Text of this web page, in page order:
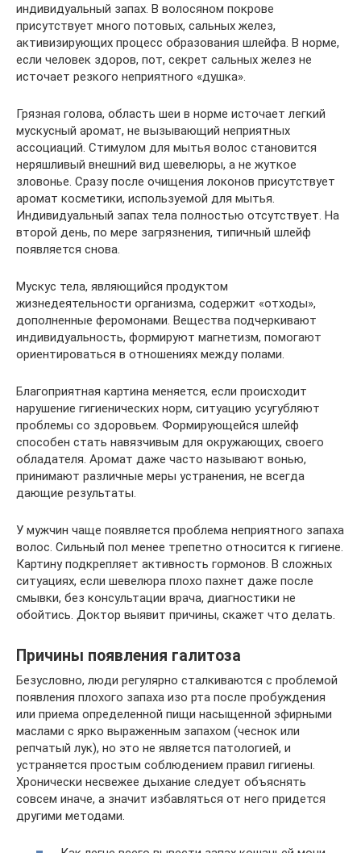
индивидуальный запах. В волосяном покрове
присутствует много потовых, сальных желез,
активизирующих процесс образования шлейфа. В норме,
если человек здоров, пот, секрет сальных желез не
источает резкого неприятного «душка».
Грязная голова, область шеи в норме источает легкий
мускусный аромат, не вызывающий неприятных
ассоциаций. Стимулом для мытья волос становится
неряшливый внешний вид шевелюры, а не жуткое
зловонье. Сразу после очищения локонов присутствует
аромат косметики, используемой для мытья.
Индивидуальный запах тела полностью отсутствует. На
второй день, по мере загрязнения, типичный шлейф
появляется снова.
Мускус тела, являющийся продуктом
жизнедеятельности организма, содержит «отходы»,
дополненные феромонами. Вещества подчеркивают
индивидуальность, формируют магнетизм, помогают
ориентироваться в отношениях между полами.
Благоприятная картина меняется, если происходит
нарушение гигиенических норм, ситуацию усугубляют
проблемы со здоровьем. Формирующейся шлейф
способен стать навязчивым для окружающих, своего
обладателя. Аромат даже часто называют вонью,
принимают различные меры устранения, не всегда
дающие результаты.
У мужчин чаще появляется проблема неприятного запаха
волос. Сильный пол менее трепетно относится к гигиене.
Картину подкрепляет активность гормонов. В сложных
ситуациях, если шевелюра плохо пахнет даже после
смывки, без консультации врача, диагностики не
обойтись. Доктор выявит причины, скажет что делать.
Причины появления галитоза
Безусловно, люди регулярно сталкиваются с проблемой
появления плохого запаха изо рта после пробуждения
или приема определенной пищи насыщенной эфирными
маслами с ярко выраженным запахом (чеснок или
репчатый лук), но это не является патологией, и
устраняется простым соблюдением правил гигиены.
Хронически несвежее дыхание следует объяснять
совсем иначе, а значит избавляться от него придется
другими методами.